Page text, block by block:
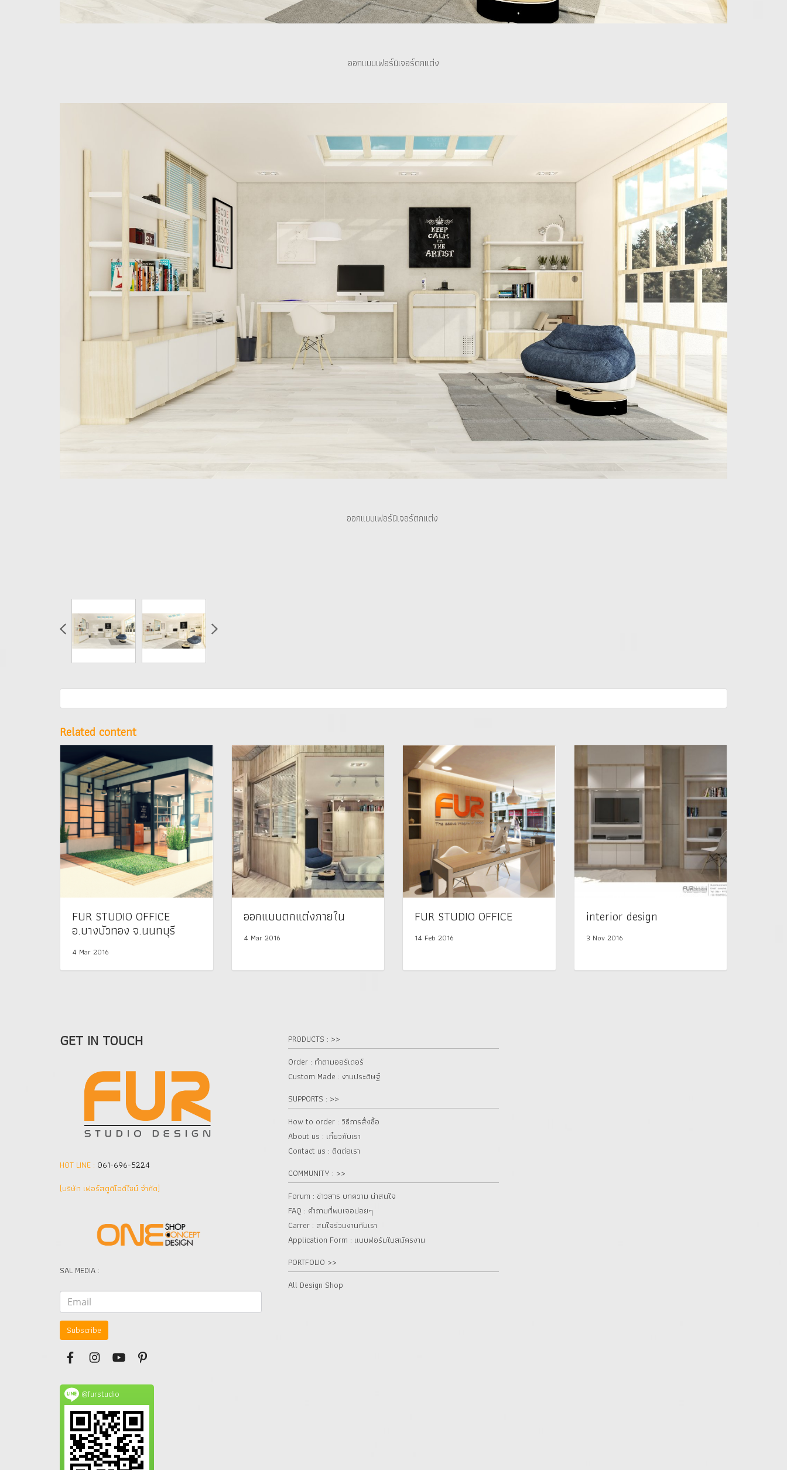
ออกแบบเฟอร์นิเจอร์ตกแต่ง
ออกแบบเฟอร์นิเจอร์ตกแต่ง
Related content
FUR STUDIO OFFICE
อ.บางบัวทอง จ.นนทบุรี
4 Mar 2016
ออกแบบตกแต่งภายใน
4 Mar 2016
FUR STUDIO OFFICE
14 Feb 2016
interior design
3 Nov 2016
GET IN TOUCH
HOT LINE : 061-696-5224
(บริษัท เฟอร์สตูดิโอดีไซน์ จำกัด]
SAL MEDIA :
Subscribe
@furstudio
PRODUCTS : >>
Order : ทำตามออร์เดอร์
Custom Made : งานประดิษฐ์
SUPPORTS : >>
How to order : วิธีการสั่งซื้อ
About us : เกี๋ยวกับเรา
Contact us : ติดต่อเรา
COMMUNITY : >>
Forum : ข่าวสาร บทความ น่าสนใจ
FAQ : คำถามที่พบเจอบ่อยๆ
Carrer : สนใจร่วมงานกับเรา
Application Form : แบบฟอร์มใบสมัครงาน
PORTFOLIO >>
All Design Shop